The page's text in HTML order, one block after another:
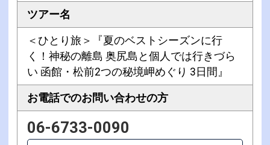
ツアー名
＜ひとり旅＞『夏のベストシーズンに行
く！神秘の離島 奥尻島と個人では行きづら
い 函館・松前2つの秘境岬めぐり 3日間』
お電話でのお問い合わせの方
06-6733-0090